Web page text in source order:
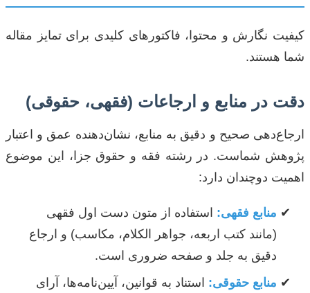
کیفیت نگارش و محتوا، فاکتورهای کلیدی برای تمایز مقاله
شما هستند.
دقت در منابع و ارجاعات (فقهی، حقوقی)
ارجاع‌دهی صحیح و دقیق به منابع، نشان‌دهنده عمق و اعتبار
پژوهش شماست. در رشته فقه و حقوق جزا، این موضوع
اهمیت دوچندان دارد:
منابع فقهی: استفاده از متون دست اول فقهی
(مانند کتب اربعه، جواهر الکلام، مکاسب) و ارجاع
دقیق به جلد و صفحه ضروری است.
منابع حقوقی: استناد به قوانین، آیین‌نامه‌ها، آرای